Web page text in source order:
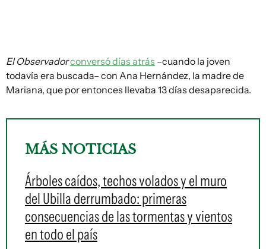
El Observadorconversó días atrás –cuando la joven
todavía era buscada– con Ana Hernández, la madre de
Mariana, que por entonces llevaba 13 días desaparecida.
MÁS NOTICIAS
Árboles caídos, techos volados y el muro
del Ubilla derrumbado: primeras
consecuencias de las tormentas y vientos
en todo el país